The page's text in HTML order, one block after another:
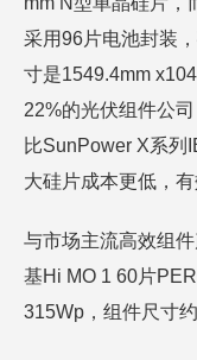
采用96片电池封装
寸是1549.4mm
22%的光伏组件公
比SunPower X系列
大硅片成本更低，有
与市场主流高效组
基Hi MO 1 60片
315Wp，组件尺寸